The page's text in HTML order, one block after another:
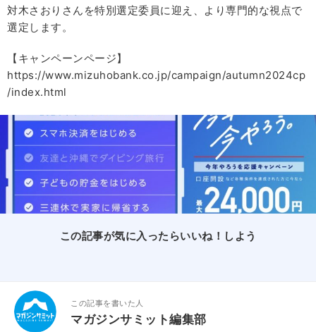
対木さおりさんを特別選定委員に迎え、より専門的な視点で
選定します。
【キャンペーンページ】
https://www.mizuhobank.co.jp/campaign/autumn2024cp
/index.html
この記事が気に入ったらいいね！しよう
この記事を書いた人
マガジンサミット編集部